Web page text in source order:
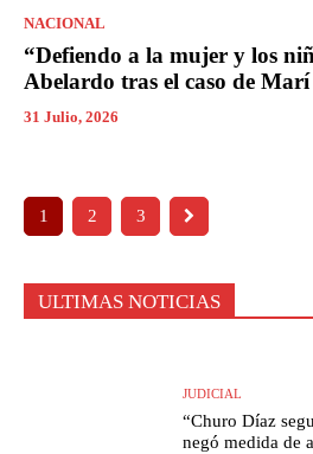
NACIONAL
“Defiendo a la mujer y los
Abelardo tras el caso de
31 Julio, 2026
1 2 3
ULTIMAS NOTICIAS
JUDICIAL
“Churo Díaz
negó medida de